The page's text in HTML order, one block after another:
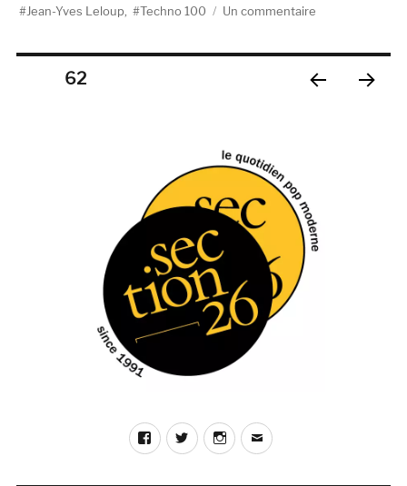
Jean-Yves Leloup
Techno 100 Un commentaire
Yves
Pagination
PAGE62
FacebookTwitterInstagram
E-